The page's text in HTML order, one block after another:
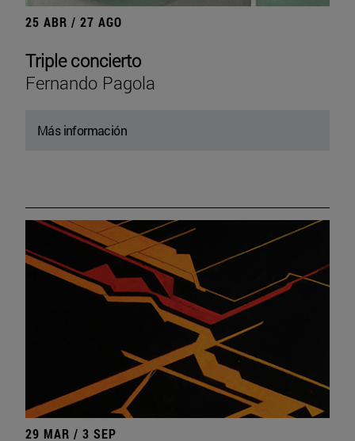
25 ABR / 27 AGO
Triple concierto
Fernando Pagola
Más información
29 MAR / 3 SEP